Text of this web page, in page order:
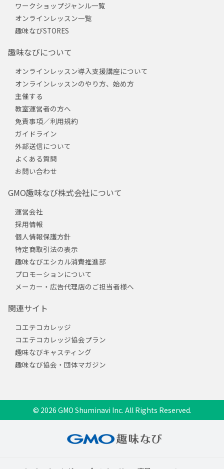
ワークショップジャンル一覧
オンラインレッスン一覧
趣味なびSTORES
趣味なびについて
オンラインレッスン導入支援講座について
オンラインレッスンのやり方、始め方
主催する
教室運営者の方へ
免責事項／利用規約
ガイドライン
外部送信について
よくある質問
お問い合わせ
GMO趣味なび株式会社について
運営会社
採用情報
個人情報保護方針
特定商取引法の表示
趣味なびエシカル消費推進部
プロモーションについて
メーカー・広告代理店のご担当者様へ
関連サイト
コエテコカレッジ
コエテコカレッジ協会プラン
趣味なびキャスティング
趣味なび協会・団体マガジン
© 2026 GMO Shuminavi Inc. All Rights Reserved.